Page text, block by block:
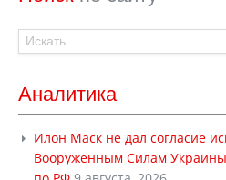
Аналитика
Илон Маск не дал согласие
Вооруженным Силам